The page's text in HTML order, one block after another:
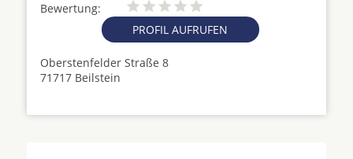
Bewertung:
PROFIL AUFRUFEN
Oberstenfelder Straße 8
71717 Beilstein